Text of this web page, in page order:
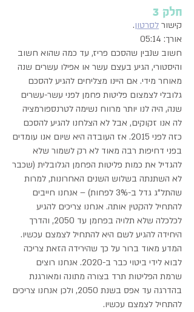
חלק 3
קישור לסרטון.
אורך: 05:14
חשוב שנבין שהסכם פריז, עד כמה שהוא חשוב
והיסטורי, הגיע בעצם עשר או אפילו עשרים שנה
מאוחר מידי. אם היינו מצליחים להגיע להסכם
גלובלי לצמצום פליטות פחמן לפני עשר-עשרים
שנה, היה לנו יותר מרווח נשימה לטרנספורמציה
לה אנו זקוקים, אבל לא הצלחנו להגיע להסכם
כזה לפני 2015. אז העובדה היא שיום אנו עומדים
בפני דחיפות רבה מאוד לא רק לשמור שלא
להגדיל את כמות פליטות הפחמן הגלובלית (שכבר
לא השתנתה בשלוש השנים האחרונות, למרות
שהתל"ג גדל ב-3% לפחות) – אנחנו חייבים
להתחיל להקטין אותה. אנחנו צריכים להגיע
לכלכלה שלא תלויה בפחמן עד 2050, והדרך
היחידה להגיע לשם היא להתחיל לצמצם עכשיו.
המדע מאוד ברור על כך שהירידה הזאת צריכה
לבוא לידי ביטוי כבר ב-2020. אנחנו רוצים
שרמת הפליטות תרד בצורה מתונה ומאורגנת
בהדרגה עד אפס בשנת 2050, ולכן אנחנו צריכים
להתחיל לצמצם עכשיו.